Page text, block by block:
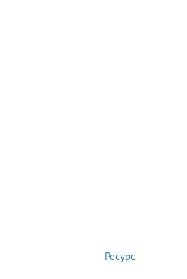
Ресурс